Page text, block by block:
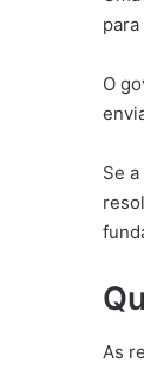
O
Se
As